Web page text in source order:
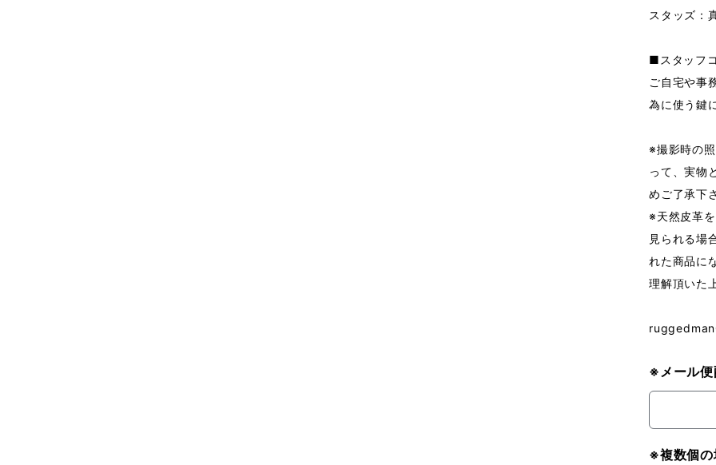
スタッズ：
■スタッフ
ご自宅や事
為に使う鍵
※撮影時の
って、実物
めご了承下
※天然皮革
見られる場
れた商品に
理解頂いた
※メール便
※複数個の